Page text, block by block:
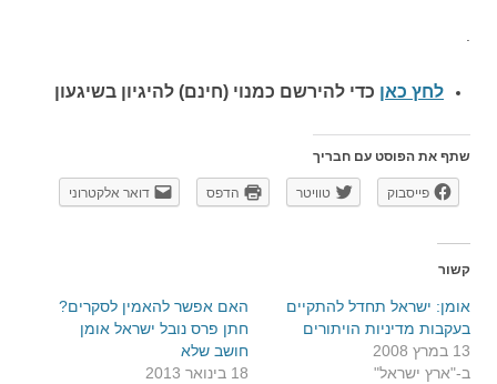
לחץ כאן כדי להירשם כמנוי (חינם) להיגיון בשיגעון
שתף את הפוסט עם חבריך
פייסבוק טוויטר הדפס דואר אלקטרוני
קשור
אומן: ישראל תחדל להתקיים
בעקבות מדיניות הויתורים
13 במרץ 2008
ב-"ארץ ישראל"
האם אפשר להאמין לסקרים?
חתן פרס נובל ישראל אומן
חושב שלא
18 בינואר 2013